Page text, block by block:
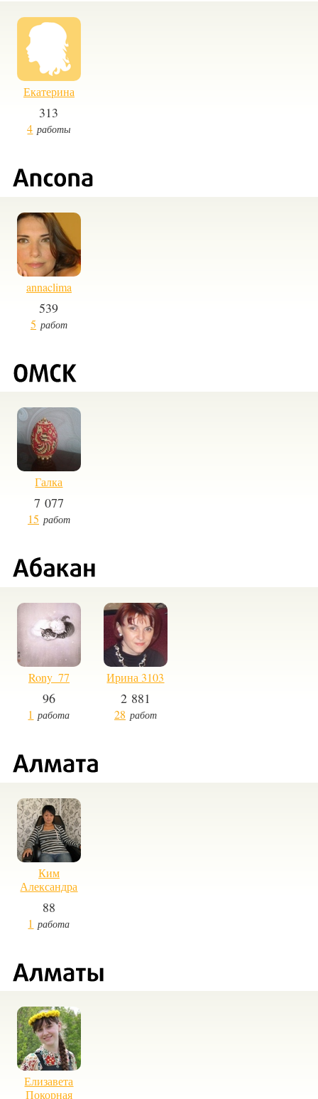
Екатерина
313
4 работы
annaclima
539
5 работ
Галка
7 077
15 работ
Rony_77
96
1 работа
Ирина 3103
2 881
28 работ
Ким
Александра
88
1 работа
Елизавета
Покорная